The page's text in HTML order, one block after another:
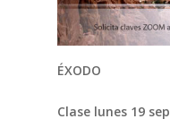
ÉXODO
Clase lunes 19